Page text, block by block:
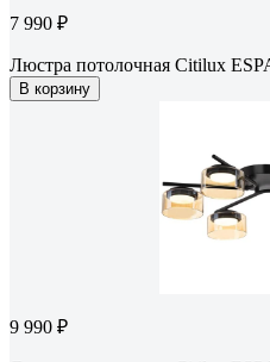
7 990 ₽
Люстра потолочная Citilux
В корзину
9 990 ₽